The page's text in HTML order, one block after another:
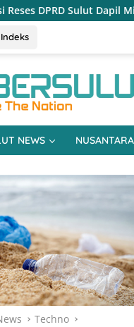
Minsel-Mitra
Indeks
NEWS NUSANTARA
Techno